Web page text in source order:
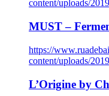
content/uploads/
MUST –
https://
content/uploads/
L’Origine by